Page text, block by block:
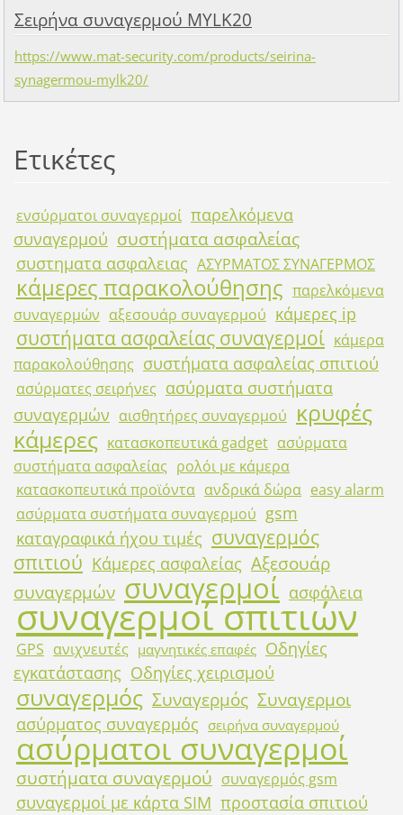
Σειρήνα συναγερμού MYLK20
https://www.mat-security.com/products/seirina-
synagermou-mylk20/
Ετικέτες
ενσύρματοι συναγερμοί παρελκόμενα
συναγερμού συστήματα ασφαλείας
συστηματα ασφαλειας ΑΣΥΡΜΑΤΟΣ ΣΥΝΑΓΕΡΜΟΣ
κάμερες παρακολούθησης παρελκόμενα
συναγερμών αξεσουάρ συναγερμού κάμερες ip
συστήματα ασφαλείας συναγερμοί κάμερα
παρακολούθησης συστήματα ασφαλείας σπιτιού
ασύρματες σειρήνες ασύρματα συστήματα
συναγερμών αισθητήρες συναγερμού κρυφές
κάμερες κατασκοπευτικά gadget ασύρματα
συστήματα ασφαλείας ρολόι με κάμερα
κατασκοπευτικά προϊόντα ανδρικά δώρα easy alarm
ασύρματα συστήματα συναγερμού gsm
καταγραφικά ήχου τιμές συναγερμός
σπιτιού Κάμερες ασφαλείας Αξεσουάρ
συναγερμών συναγερμοί ασφάλεια
συναγερμοί σπιτιών
GPS ανιχνευτές μαγνητικές επαφές Οδηγίες
εγκατάστασης Οδηγίες χειρισμού
συναγερμός Συναγερμός Συναγερμοι
ασύρματος συναγερμός σειρήνα συναγερμού
ασύρματοι συναγερμοί
συστήματα συναγερμού συναγερμός gsm
συναγερμοί με κάρτα SIM προστασία σπιτιού